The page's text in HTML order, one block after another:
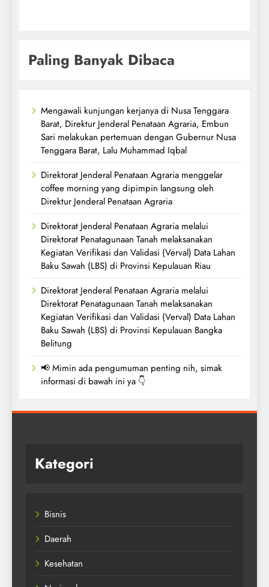
Paling Banyak Dibaca
Mengawali kunjungan kerjanya di Nusa Tenggara
Barat, Direktur Jenderal Penataan Agraria, Embun
Sari melakukan pertemuan dengan Gubernur Nusa
Tenggara Barat, Lalu Muhammad Iqbal
Direktorat Jenderal Penataan Agraria menggelar
coffee morning yang dipimpin langsung oleh
Direktur Jenderal Penataan Agraria
Direktorat Jenderal Penataan Agraria melalui
Direktorat Penatagunaan Tanah melaksanakan
Kegiatan Verifikasi dan Validasi (Verval) Data Lahan
Baku Sawah (LBS) di Provinsi Kepulauan Riau
Direktorat Jenderal Penataan Agraria melalui
Direktorat Penatagunaan Tanah melaksanakan
Kegiatan Verifikasi dan Validasi (Verval) Data Lahan
Baku Sawah (LBS) di Provinsi Kepulauan Bangka
Belitung
📢 Mimin ada pengumuman penting nih, simak
informasi di bawah ini ya 👇
Kategori
Bisnis
Daerah
Kesehatan